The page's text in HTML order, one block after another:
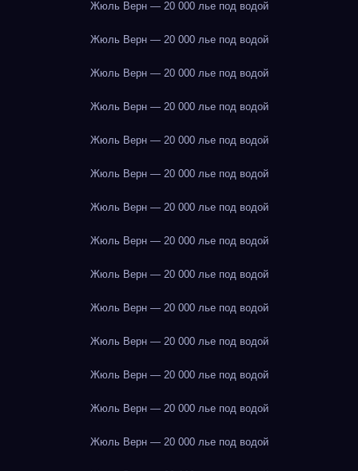
Жюль Верн — 20 000 лье под водой
Жюль Верн — 20 000 лье под водой
Жюль Верн — 20 000 лье под водой
Жюль Верн — 20 000 лье под водой
Жюль Верн — 20 000 лье под водой
Жюль Верн — 20 000 лье под водой
Жюль Верн — 20 000 лье под водой
Жюль Верн — 20 000 лье под водой
Жюль Верн — 20 000 лье под водой
Жюль Верн — 20 000 лье под водой
Жюль Верн — 20 000 лье под водой
Жюль Верн — 20 000 лье под водой
Жюль Верн — 20 000 лье под водой
Жюль Верн — 20 000 лье под водой